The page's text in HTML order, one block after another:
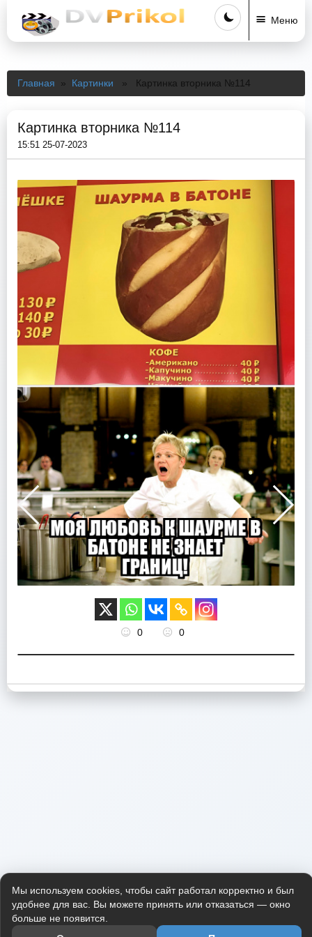
Меню
Главная » Картинки » Картинка вторника №114
Картинка вторника №114
15:51 25-07-2023
0 0
Мы используем cookies, чтобы сайт работал корректно и был
удобнее для вас. Вы можете принять или отказаться — окно
больше не появится.